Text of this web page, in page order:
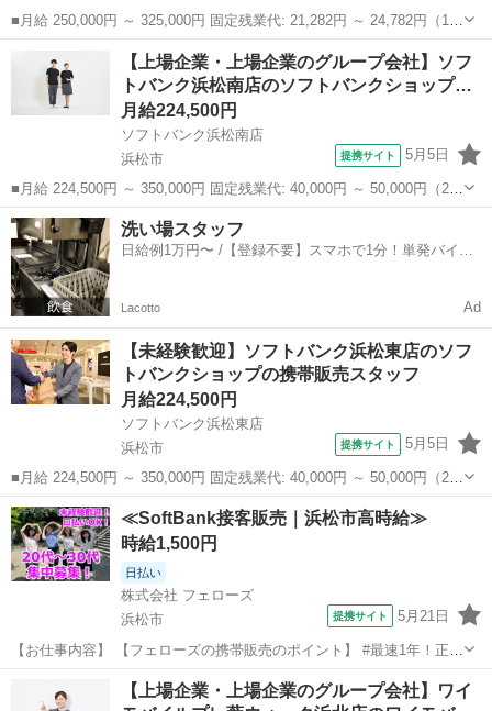
■月給 250,000円 ～ 325,000円 固定残業代: 21,282円 ～ 24,782円（15
時間相当） ＊時間外手当は時間外労働の有無にかかわらず、固定残業
代として支給し、相当時間を超える時間外労働分は法定どおり追...
携帯ショップ
【上場企業・上場企業のグループ会社】ソフ
トバンク浜松南店のソフトバンクショップ…
月給224,500円
ソフトバンク浜松南店
浜松市
提携サイト 5月5日
■月給 224,500円 ～ 350,000円 固定残業代: 40,000円 ～ 50,000円（29
時間相当） ＊時間外手当は時間外労働の有無にかかわらず、固定残業
代として支給し、相当時間を超える時間外労働分は法定どおり追...
静岡 浜松市 携帯ショップ
洗い場スタッフ
日給例1万円〜 /【登録不要】スマホで1分！単発バイト
Lacotto Ad
【未経験歓迎】ソフトバンク浜松東店のソフ
トバンクショップの携帯販売スタッフ
月給224,500円
ソフトバンク浜松東店
浜松市
提携サイト 5月5日
■月給 224,500円 ～ 350,000円 固定残業代: 40,000円 ～ 50,000円（29
時間相当） ＊時間外手当は時間外労働の有無にかかわらず、固定残業
代として支給し、相当時間を超える時間外労働分は法定どおり追...
静岡 浜松市 携帯ショップ
≪SoftBank接客販売｜浜松市高時給≫
時給1,500円
日払い
株式会社 フェローズ
浜松市
提携サイト 5月21日
【お仕事内容】 【フェローズの携帯販売のポイント】 #最速1年！正社
員登用の実績多数 #年間50人以上！大企業への直接雇用 ☆－－－－★
－－－－☆－－－－★－－－－☆ ◎昇給・キャリアアップ実例 ・入社
携帯ショップ
【上場企業・上場企業のグループ会社】ワイ